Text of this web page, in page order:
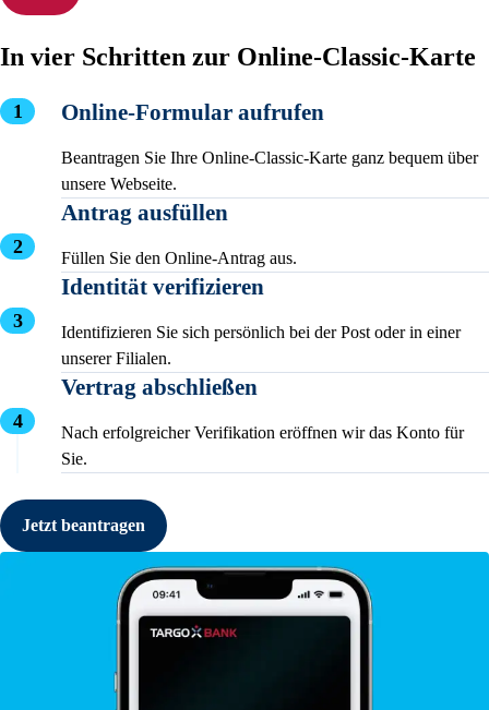
In vier Schritten zur Online-Classic-Karte
Online-Formular aufrufen
Beantragen Sie Ihre Online-Classic-Karte ganz bequem über
unsere Webseite.
Antrag ausfüllen
Füllen Sie den Online-Antrag aus.
Identität verifizieren
Identifizieren Sie sich persönlich bei der Post oder in einer
unserer Filialen.
Vertrag abschließen
Nach erfolgreicher Verifikation eröffnen wir das Konto für
Sie.
Jetzt beantragen